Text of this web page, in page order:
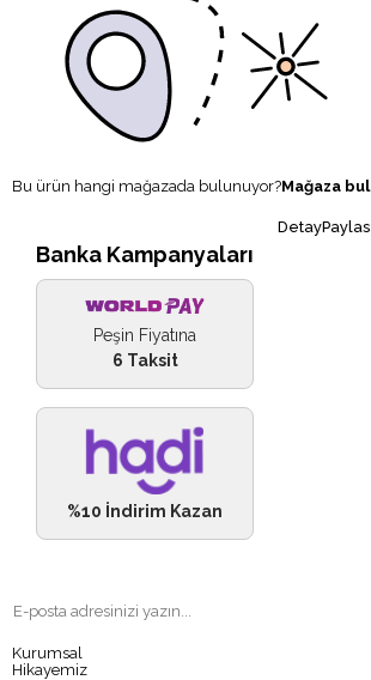
Bu ürün hangi mağazada bulunuyor?Mağaza bul
Banka Kampanyaları
Peşin Fiyatına
6 Taksit
%10 İndirim Kazan
DetayPaylas
Kurumsal
Hikayemiz